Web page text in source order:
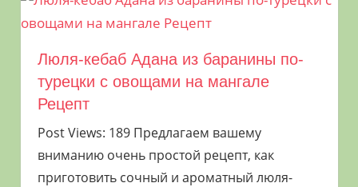
Люля-кебаб Адана из баранины по-
турецки с овощами на мангале
Рецепт
Post Views: 189 Предлагаем вашему
вниманию очень простой рецепт, как
приготовить сочный и ароматный люля-